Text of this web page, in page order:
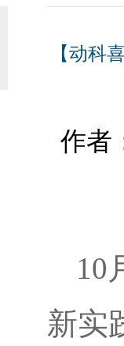
【动科
作者
10
新实